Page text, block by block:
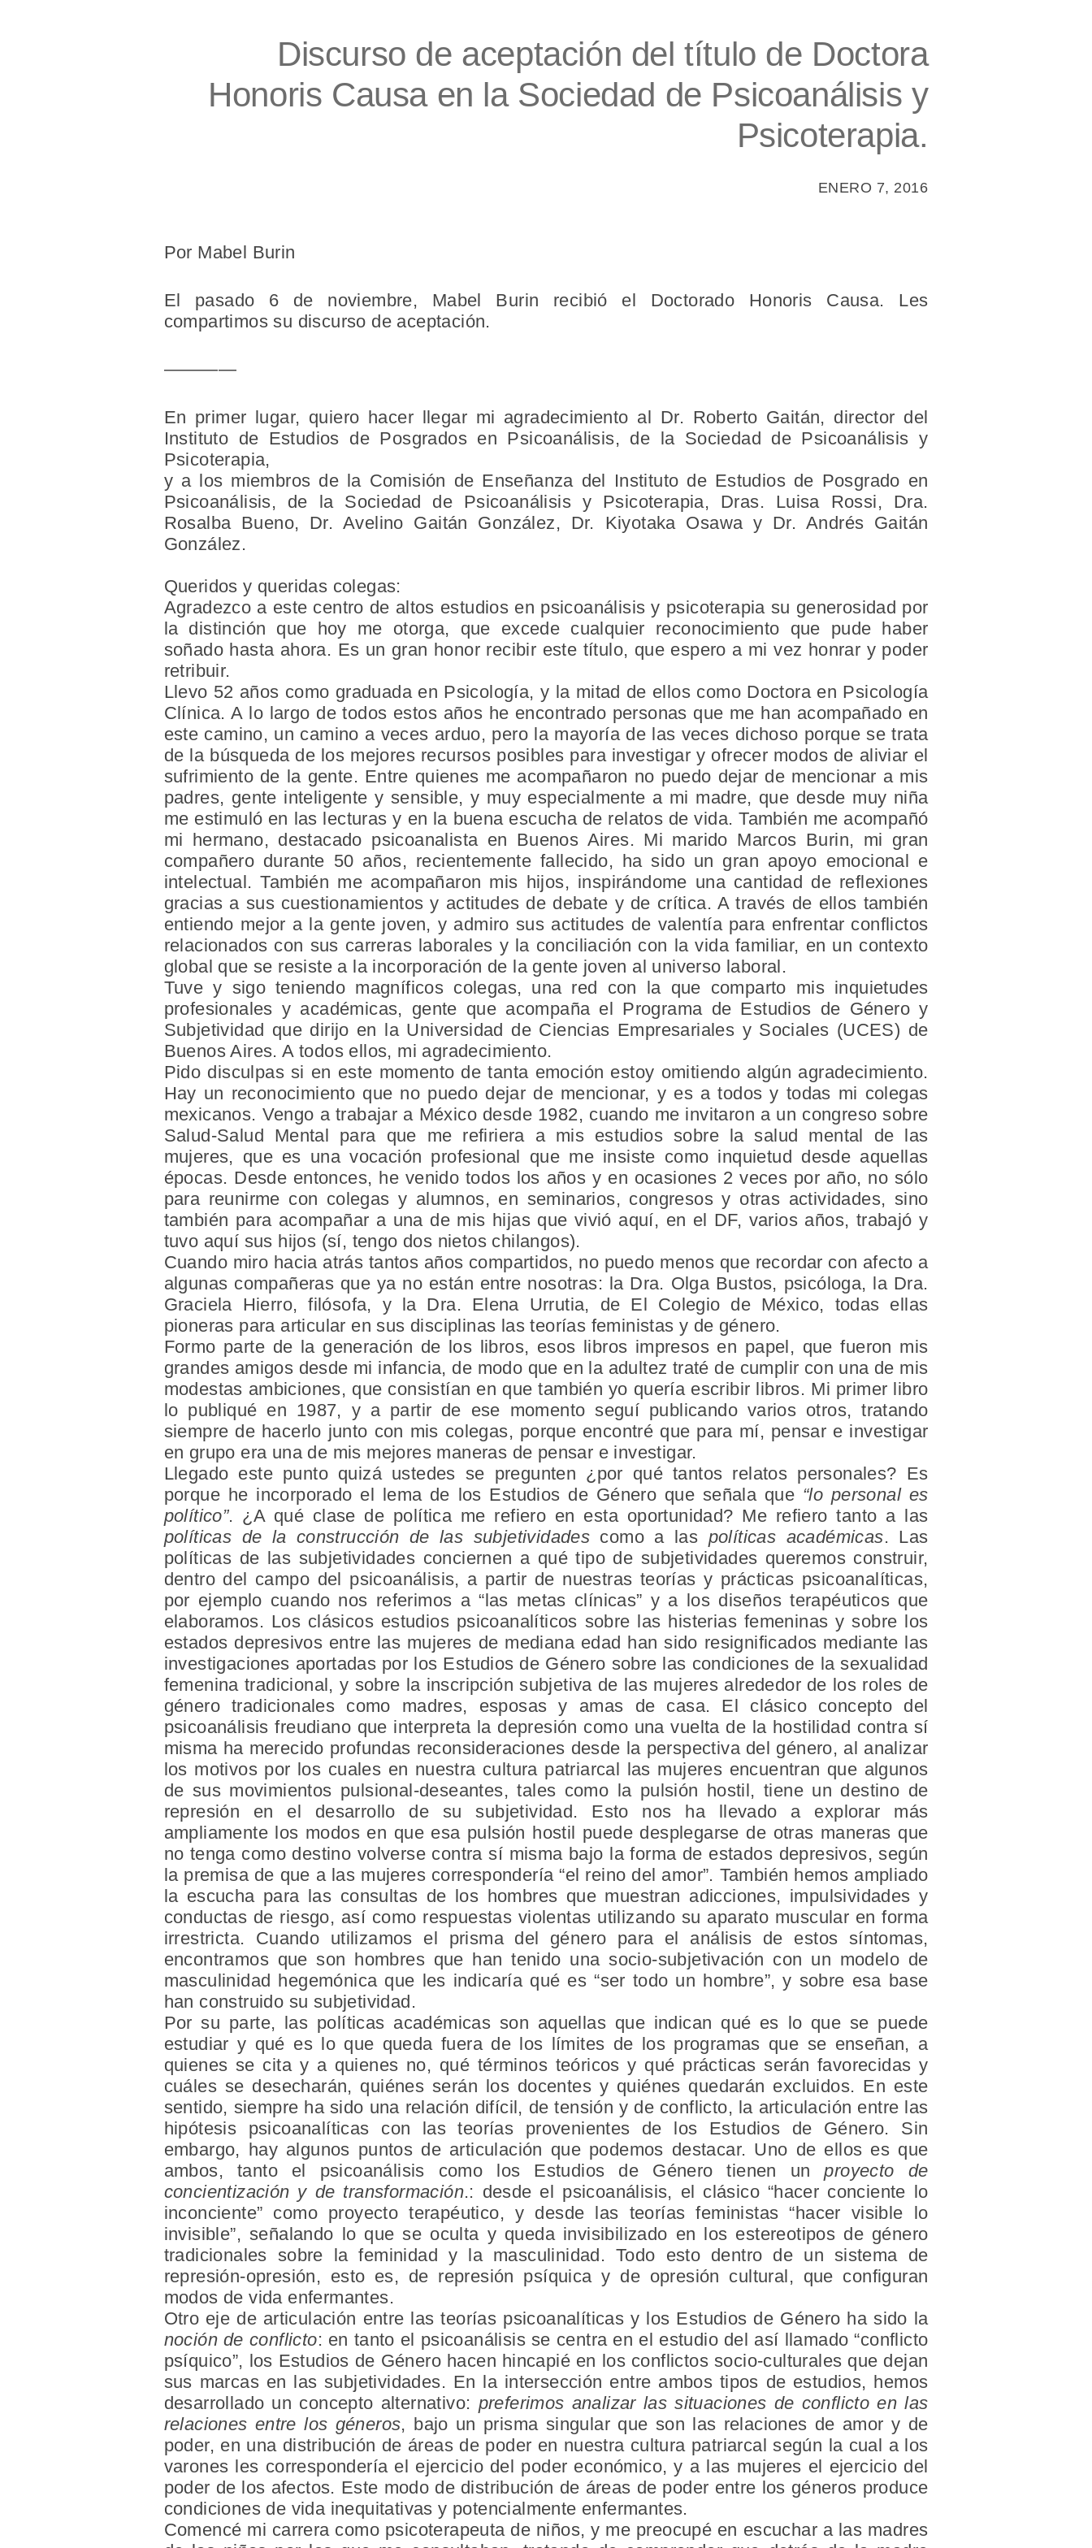
Discurso de aceptación del título de Doctora
Honoris Causa en la Sociedad de Psicoanálisis y
Psicoterapia.
ENERO 7, 2016
Por Mabel Burin
El pasado 6 de noviembre, Mabel Burin recibió el Doctorado Honoris Causa. Les
compartimos su discurso de aceptación.
————
En primer lugar, quiero hacer llegar mi agradecimiento al Dr. Roberto Gaitán, director del
Instituto de Estudios de Posgrados en Psicoanálisis, de la Sociedad de Psicoanálisis y
Psicoterapia,
y a los miembros de la Comisión de Enseñanza del Instituto de Estudios de Posgrado en
Psicoanálisis, de la Sociedad de Psicoanálisis y Psicoterapia, Dras. Luisa Rossi, Dra.
Rosalba Bueno, Dr. Avelino Gaitán González, Dr. Kiyotaka Osawa y Dr. Andrés Gaitán
González.
Queridos y queridas colegas:
Agradezco a este centro de altos estudios en psicoanálisis y psicoterapia su generosidad por
la distinción que hoy me otorga, que excede cualquier reconocimiento que pude haber
soñado hasta ahora. Es un gran honor recibir este título, que espero a mi vez honrar y poder
retribuir.
Llevo 52 años como graduada en Psicología, y la mitad de ellos como Doctora en Psicología
Clínica. A lo largo de todos estos años he encontrado personas que me han acompañado en
este camino, un camino a veces arduo, pero la mayoría de las veces dichoso porque se trata
de la búsqueda de los mejores recursos posibles para investigar y ofrecer modos de aliviar el
sufrimiento de la gente. Entre quienes me acompañaron no puedo dejar de mencionar a mis
padres, gente inteligente y sensible, y muy especialmente a mi madre, que desde muy niña
me estimuló en las lecturas y en la buena escucha de relatos de vida. También me acompañó
mi hermano, destacado psicoanalista en Buenos Aires. Mi marido Marcos Burin, mi gran
compañero durante 50 años, recientemente fallecido, ha sido un gran apoyo emocional e
intelectual. También me acompañaron mis hijos, inspirándome una cantidad de reflexiones
gracias a sus cuestionamientos y actitudes de debate y de crítica. A través de ellos también
entiendo mejor a la gente joven, y admiro sus actitudes de valentía para enfrentar conflictos
relacionados con sus carreras laborales y la conciliación con la vida familiar, en un contexto
global que se resiste a la incorporación de la gente joven al universo laboral.
Tuve y sigo teniendo magníficos colegas, una red con la que comparto mis inquietudes
profesionales y académicas, gente que acompaña el Programa de Estudios de Género y
Subjetividad que dirijo en la Universidad de Ciencias Empresariales y Sociales (UCES) de
Buenos Aires. A todos ellos, mi agradecimiento.
Pido disculpas si en este momento de tanta emoción estoy omitiendo algún agradecimiento.
Hay un reconocimiento que no puedo dejar de mencionar, y es a todos y todas mi colegas
mexicanos. Vengo a trabajar a México desde 1982, cuando me invitaron a un congreso sobre
Salud-Salud Mental para que me refiriera a mis estudios sobre la salud mental de las
mujeres, que es una vocación profesional que me insiste como inquietud desde aquellas
épocas. Desde entonces, he venido todos los años y en ocasiones 2 veces por año, no sólo
para reunirme con colegas y alumnos, en seminarios, congresos y otras actividades, sino
también para acompañar a una de mis hijas que vivió aquí, en el DF, varios años, trabajó y
tuvo aquí sus hijos (sí, tengo dos nietos chilangos).
Cuando miro hacia atrás tantos años compartidos, no puedo menos que recordar con afecto a
algunas compañeras que ya no están entre nosotras: la Dra. Olga Bustos, psicóloga, la Dra.
Graciela Hierro, filósofa, y la Dra. Elena Urrutia, de El Colegio de México, todas ellas
pioneras para articular en sus disciplinas las teorías feministas y de género.
Formo parte de la generación de los libros, esos libros impresos en papel, que fueron mis
grandes amigos desde mi infancia, de modo que en la adultez traté de cumplir con una de mis
modestas ambiciones, que consistían en que también yo quería escribir libros. Mi primer libro
lo publiqué en 1987, y a partir de ese momento seguí publicando varios otros, tratando
siempre de hacerlo junto con mis colegas, porque encontré que para mí, pensar e investigar
en grupo era una de mis mejores maneras de pensar e investigar.
Llegado este punto quizá ustedes se pregunten ¿por qué tantos relatos personales? Es
porque he incorporado el lema de los Estudios de Género que señala que “lo personal es
político”. ¿A qué clase de política me refiero en esta oportunidad? Me refiero tanto a las
políticas de la construcción de las subjetividades como a las políticas académicas. Las
políticas de las subjetividades conciernen a qué tipo de subjetividades queremos construir,
dentro del campo del psicoanálisis, a partir de nuestras teorías y prácticas psicoanalíticas,
por ejemplo cuando nos referimos a “las metas clínicas” y a los diseños terapéuticos que
elaboramos. Los clásicos estudios psicoanalíticos sobre las histerias femeninas y sobre los
estados depresivos entre las mujeres de mediana edad han sido resignificados mediante las
investigaciones aportadas por los Estudios de Género sobre las condiciones de la sexualidad
femenina tradicional, y sobre la inscripción subjetiva de las mujeres alrededor de los roles de
género tradicionales como madres, esposas y amas de casa. El clásico concepto del
psicoanálisis freudiano que interpreta la depresión como una vuelta de la hostilidad contra sí
misma ha merecido profundas reconsideraciones desde la perspectiva del género, al analizar
los motivos por los cuales en nuestra cultura patriarcal las mujeres encuentran que algunos
de sus movimientos pulsional-deseantes, tales como la pulsión hostil, tiene un destino de
represión en el desarrollo de su subjetividad. Esto nos ha llevado a explorar más
ampliamente los modos en que esa pulsión hostil puede desplegarse de otras maneras que
no tenga como destino volverse contra sí misma bajo la forma de estados depresivos, según
la premisa de que a las mujeres correspondería “el reino del amor”. También hemos ampliado
la escucha para las consultas de los hombres que muestran adicciones, impulsividades y
conductas de riesgo, así como respuestas violentas utilizando su aparato muscular en forma
irrestricta. Cuando utilizamos el prisma del género para el análisis de estos síntomas,
encontramos que son hombres que han tenido una socio-subjetivación con un modelo de
masculinidad hegemónica que les indicaría qué es “ser todo un hombre”, y sobre esa base
han construido su subjetividad.
Por su parte, las políticas académicas son aquellas que indican qué es lo que se puede
estudiar y qué es lo que queda fuera de los límites de los programas que se enseñan, a
quienes se cita y a quienes no, qué términos teóricos y qué prácticas serán favorecidas y
cuáles se desecharán, quiénes serán los docentes y quiénes quedarán excluidos. En este
sentido, siempre ha sido una relación difícil, de tensión y de conflicto, la articulación entre las
hipótesis psicoanalíticas con las teorías provenientes de los Estudios de Género. Sin
embargo, hay algunos puntos de articulación que podemos destacar. Uno de ellos es que
ambos, tanto el psicoanálisis como los Estudios de Género tienen unproyecto de
concientización y de transformación.: desde el psicoanálisis, el clásico “hacer conciente lo
inconciente” como proyecto terapéutico, y desde las teorías feministas “hacer visible lo
invisible”, señalando lo que se oculta y queda invisibilizado en los estereotipos de género
tradicionales sobre la feminidad y la masculinidad. Todo esto dentro de un sistema de
represión-opresión, esto es, de represión psíquica y de opresión cultural, que configuran
modos de vida enfermantes.
Otro eje de articulación entre las teorías psicoanalíticas y los Estudios de Género ha sido la
noción de conflicto: en tanto el psicoanálisis se centra en el estudio del así llamado “conflicto
psíquico”, los Estudios de Género hacen hincapié en los conflictos socio-culturales que dejan
sus marcas en las subjetividades. En la intersección entre ambos tipos de estudios, hemos
desarrollado un concepto alternativo: preferimos analizar las situaciones de conflicto en las
relaciones entre los géneros, bajo un prisma singular que son las relaciones de amor y de
poder, en una distribución de áreas de poder en nuestra cultura patriarcal según la cual a los
varones les correspondería el ejercicio del poder económico, y a las mujeres el ejercicio del
poder de los afectos. Este modo de distribución de áreas de poder entre los géneros produce
condiciones de vida inequitativas y potencialmente enfermantes.
Comencé mi carrera como psicoterapeuta de niños, y me preocupé en escuchar a las madres